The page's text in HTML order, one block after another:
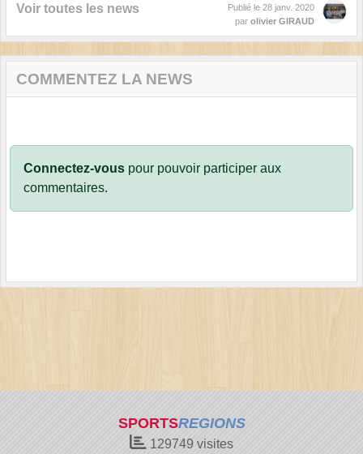
Voir toutes les news Publié le 28 janv. 2020
par olivier GIRAUD
COMMENTEZ LA NEWS
Connectez-vous pour pouvoir participer aux
commentaires.
SPORTSREGIONS
129749 visites